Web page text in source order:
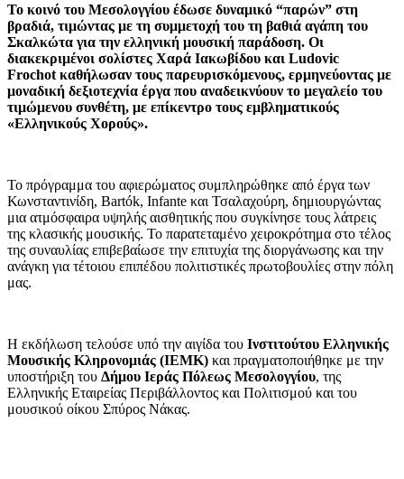
Το κοινό του Μεσολογγίου έδωσε δυναμικό “παρών” στη
βραδιά, τιμώντας με τη συμμετοχή του τη βαθιά αγάπη του
Σκαλκώτα για την ελληνική μουσική παράδοση. Οι
διακεκριμένοι σολίστες Χαρά Ιακωβίδου και Ludovic
Frochot καθήλωσαν τους παρευρισκόμενους, ερμηνεύοντας με
μοναδική δεξιοτεχνία έργα που αναδεικνύουν το μεγαλείο του
τιμώμενου συνθέτη, με επίκεντρο τους εμβληματικούς
«Ελληνικούς Χορούς».
Το πρόγραμμα του αφιερώματος συμπληρώθηκε από έργα των
Κωνσταντινίδη, Bartók, Infante και Τσαλαχούρη, δημιουργώντας
μια ατμόσφαιρα υψηλής αισθητικής που συγκίνησε τους λάτρεις
της κλασικής μουσικής. Το παρατεταμένο χειροκρότημα στο τέλος
της συναυλίας επιβεβαίωσε την επιτυχία της διοργάνωσης και την
ανάγκη για τέτοιου επιπέδου πολιτιστικές πρωτοβουλίες στην πόλη
μας.
Η εκδήλωση τελούσε υπό την αιγίδα του Ινστιτούτου Ελληνικής
Μουσικής Κληρονομιάς (ΙΕΜΚ) και πραγματοποιήθηκε με την
υποστήριξη του Δήμου Ιεράς Πόλεως Μεσολογγίου, της
Ελληνικής Εταιρείας Περιβάλλοντος και Πολιτισμού και του
μουσικού οίκου Σπύρος Νάκας.